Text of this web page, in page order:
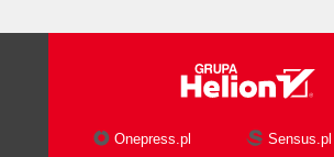
Keyword Research Tools
Google Keyword Planner
SpyFu
Onepress.pl
Sensus.pl